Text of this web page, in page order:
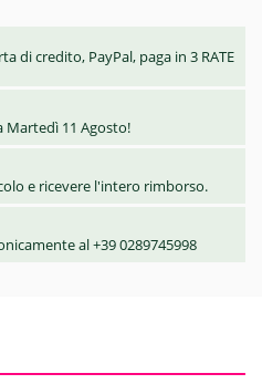
di credito, PayPal, paga in 3 RATE
Martedì 11 Agosto!
e ricevere l'intero rimborso.
al +39 0289745998